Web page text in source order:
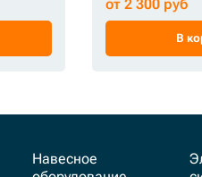
от 2 300 руб
В
Навесное